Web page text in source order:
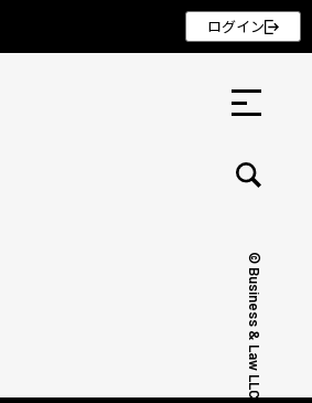
© Business & Law LLC.
ログイン